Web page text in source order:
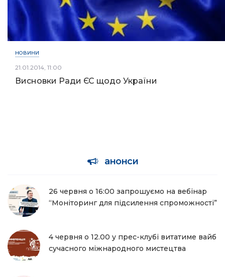
НОВИНИ
21.01.2014, 11:00
Висновки Ради ЄС щодо України
анонси
26 червня о 16:00 запрошуємо на вебінар
“Моніторинг для підсилення спроможності”
4 червня о 12.00 у прес-клубі витатиме вайб
сучасного міжнародного мистецтва